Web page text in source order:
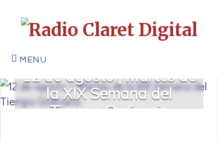
MENU
12 de agosto | Martes de
la XIX Semana del
Tiempo Ordinario